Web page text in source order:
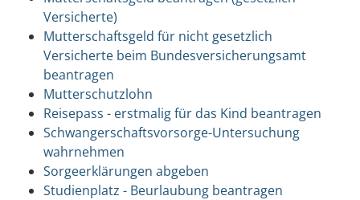
Versicherte)
Mutterschaftsgeld für nicht gesetzlich
Versicherte beim Bundesversicherungsamt
beantragen
Mutterschutzlohn
Reisepass - erstmalig für das Kind beantragen
Schwangerschaftsvorsorge-Untersuchung
wahrnehmen
Sorgeerklärungen abgeben
Studienplatz - Beurlaubung beantragen